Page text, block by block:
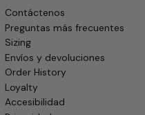
Contáctenos
Preguntas más frecuentes
Sizing
Envíos y devoluciones
Order History
Loyalty
Accesibilidad